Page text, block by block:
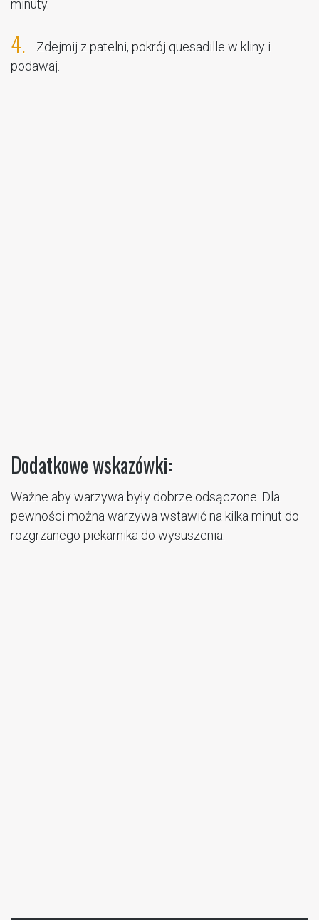
minuty.
4.
Zdejmij z patelni, pokrój quesadille w kliny i
podawaj.
Dodatkowe wskazówki:
Ważne aby warzywa były dobrze odsączone. Dla
pewności można warzywa wstawić na kilka minut do
rozgrzanego piekarnika do wysuszenia.